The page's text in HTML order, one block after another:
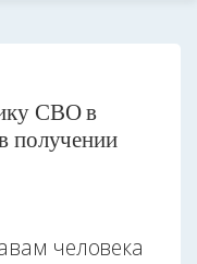
СВО в
получении
человека